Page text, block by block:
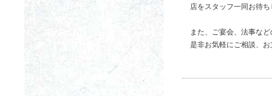
店をスタッフ一同お待
また、ご宴会、法事な
是非お気軽にご相談、